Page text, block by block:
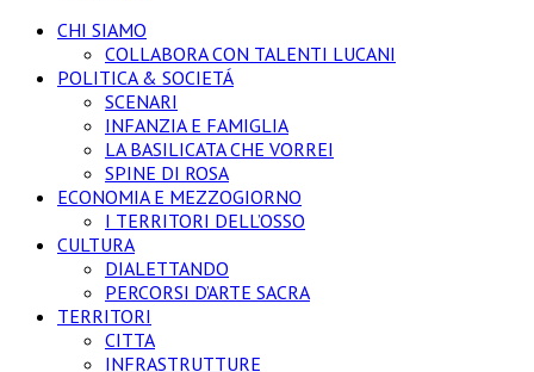
CHI SIAMO
COLLABORA CON TALENTI LUCANI
POLITICA & SOCIETÁ
SCENARI
INFANZIA E FAMIGLIA
LA BASILICATA CHE VORREI
SPINE DI ROSA
ECONOMIA E MEZZOGIORNO
I TERRITORI DELL’OSSO
CULTURA
DIALETTANDO
PERCORSI D’ARTE SACRA
TERRITORI
CITTA
INFRASTRUTTURE